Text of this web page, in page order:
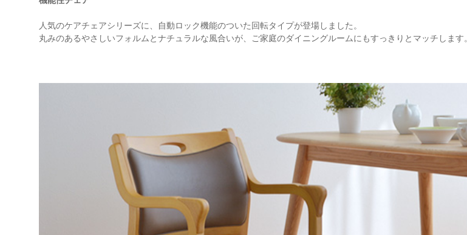
人気のケアチェアシリーズに、自動ロック機能のついた回転タイプが登場しました。
丸みのあるやさしいフォルムとナチュラルな風合いが、ご家庭のダイニングルームにもすっきりとマッチします。